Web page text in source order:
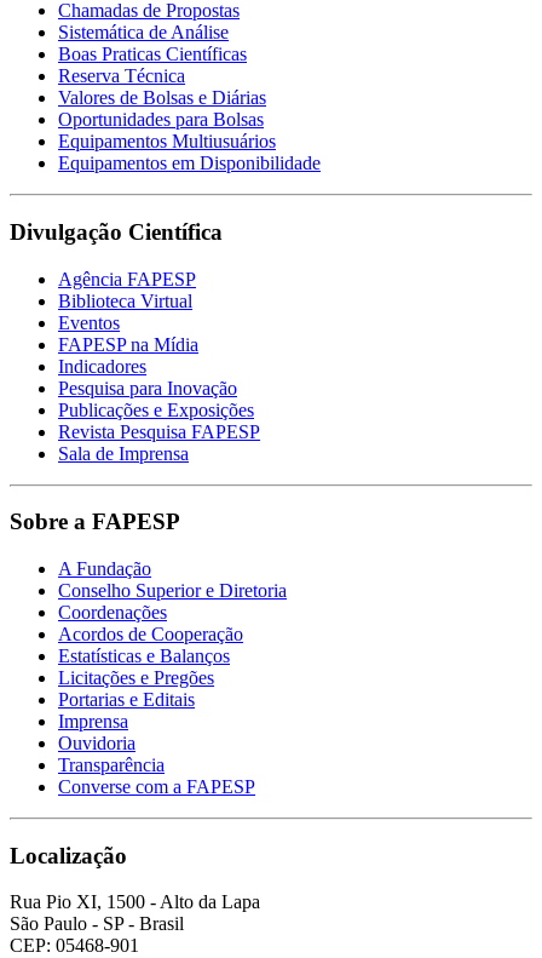
Chamadas de Propostas
Sistemática de Análise
Boas Praticas Científicas
Reserva Técnica
Valores de Bolsas e Diárias
Oportunidades para Bolsas
Equipamentos Multiusuários
Equipamentos em Disponibilidade
Divulgação Científica
Agência FAPESP
Biblioteca Virtual
Eventos
FAPESP na Mídia
Indicadores
Pesquisa para Inovação
Publicações e Exposições
Revista Pesquisa FAPESP
Sala de Imprensa
Sobre a FAPESP
A Fundação
Conselho Superior e Diretoria
Coordenações
Acordos de Cooperação
Estatísticas e Balanços
Licitações e Pregões
Portarias e Editais
Imprensa
Ouvidoria
Transparência
Converse com a FAPESP
Localização
Rua Pio XI, 1500 - Alto da Lapa
São Paulo - SP - Brasil
CEP: 05468-901